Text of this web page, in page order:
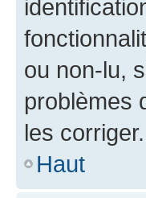
ou non-lu,
problèmes
les corriger.
Haut